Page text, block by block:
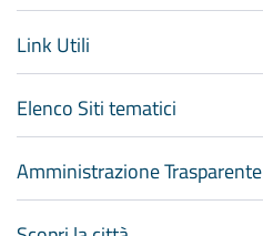
Link Utili
Elenco Siti tematici
Amministrazione Trasparente